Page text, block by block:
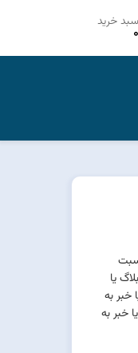
سبد خرید
0
یا
به
خبر به